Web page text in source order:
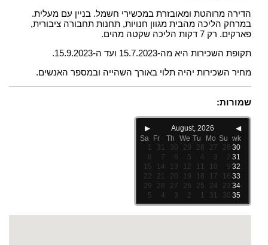
הדירה מרוהטת ומאובזרת במכשירי חשמל. בניין עם מעלית.
במרחק הליכה מהבית מגוון חנויות, תחנות תחבורה ציבורית,
פארקים. רק 7 דקות הליכה שקטה מהים.
תקופת השכירות היא מה-15.7.2023 ועד ה-15.9.2023.
מחיר השכירות יהיה תלוי באורך השהייה ובמספר האנשים.
שמורות:
◀
August, 2026
▶
wk
Su
Mo
Tu
We
Th
Fr
Sa
30
26
27
28
29
30
31
1
31
2
3
4
5
6
7
8
32
9
10
11
12
13
14
15
33
16
17
18
19
20
21
22
34
23
24
25
26
27
28
29
35
30
31
1
2
3
4
5